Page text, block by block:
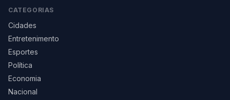
CATEGORIAS
Cidades
Entretenimento
Esportes
Política
Economia
Nacional